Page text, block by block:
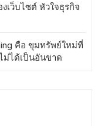
เว็บไซต์ หัวใจธุรกิจ
คือ ขุมทรัพย์ใหม่ที่
ม่ได้เป็นอันขาด